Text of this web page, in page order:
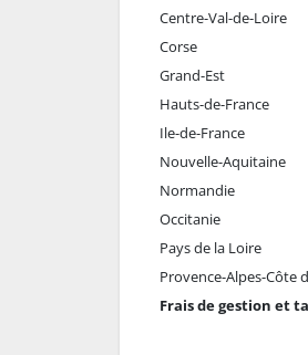
Centre-Val-de-Loire
Corse
Grand-Est
Hauts-de-France
Ile-de-France
Nouvelle-Aquitaine
Normandie
Occitanie
Pays de la Loire
Provence-Alpes-Côte
Frais de gestion et